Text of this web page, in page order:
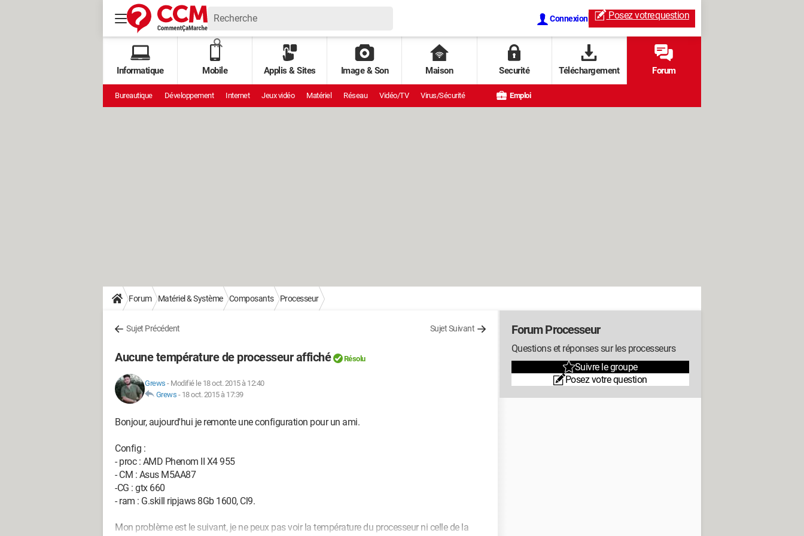
Connexion Posez votrequestion
Informatique Mobile Applis & Sites Image & Son Maison Securité Téléchargement Forum
Bureautique Développement Internet Jeux vidéo Matériel Réseau Vidéo/TV Virus/Sécurité Emploi
Forum Matériel & Système Composants Processeur
Sujet Précédent Sujet Suivant
Aucune température de processeur affiché Résolu
Grews - Modifié le 18 oct. 2015 à 12:40
Grews - 18 oct. 2015 à 17:39
Bonjour, aujourd'hui je remonte une configuration pour un ami.
Config :
- proc : AMD Phenom II X4 955
- CM : Asus M5AA87
-CG : gtx 660
- ram : G.skill ripjaws 8Gb 1600, Cl9.
Mon problème est le suivant, je ne peux pas voir la température du processeur ni celle de la
Forum Processeur
Questions et réponses sur les processeurs
Suivre le groupe
Posez votre question